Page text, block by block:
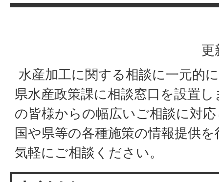
更
水産加工に関する相談に一元的
県水産政策課に相談窓口を設置
の皆様からの幅広いご相談に対
国や県等の各種施策の情報提供
気軽にご相談ください。